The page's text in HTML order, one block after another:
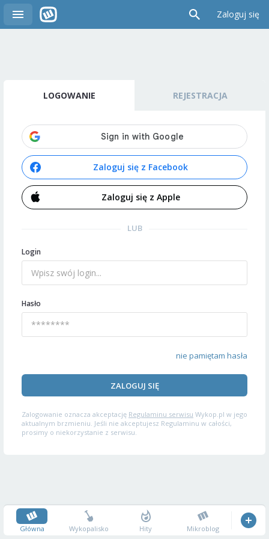
Zaloguj się
LOGOWANIE REJESTRACJA
Zaloguj się z Facebook
Zaloguj się z Apple
LUB
Login
Hasło
nie pamiętam hasła
ZALOGUJ SIĘ
Zalogowanie oznacza akceptację Regulaminu serwisu Wykop.pl w jego
aktualnym brzmieniu. Jeśli nie akceptujesz Regulaminu w całości,
prosimy o niekorzystanie z serwisu.
Główna Wykopalisko Hity Mikroblog